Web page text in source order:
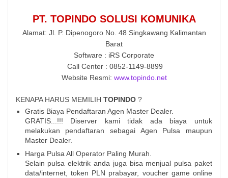
PT. TOPINDO SOLUSI KOMUNIKA
Alamat: Jl. P. Dipenogoro No. 48 Singkawang Kalimantan
Barat
Software : iRS Corporate
Call Center : 0852-1149-8899
Website Resmi: www.topindo.net
KENAPA HARUS MEMILIH TOPINDO ?
Gratis Biaya Pendaftaran Agen Master Dealer.
GRATIS...!!! Diserver kami tidak ada biaya untuk
melakukan pendaftaran sebagai Agen Pulsa maupun
Master Dealer.
Harga Pulsa All Operator Paling Murah.
Selain pulsa elektrik anda juga bisa menjual pulsa paket
data/internet, token PLN prabayar, voucher game online